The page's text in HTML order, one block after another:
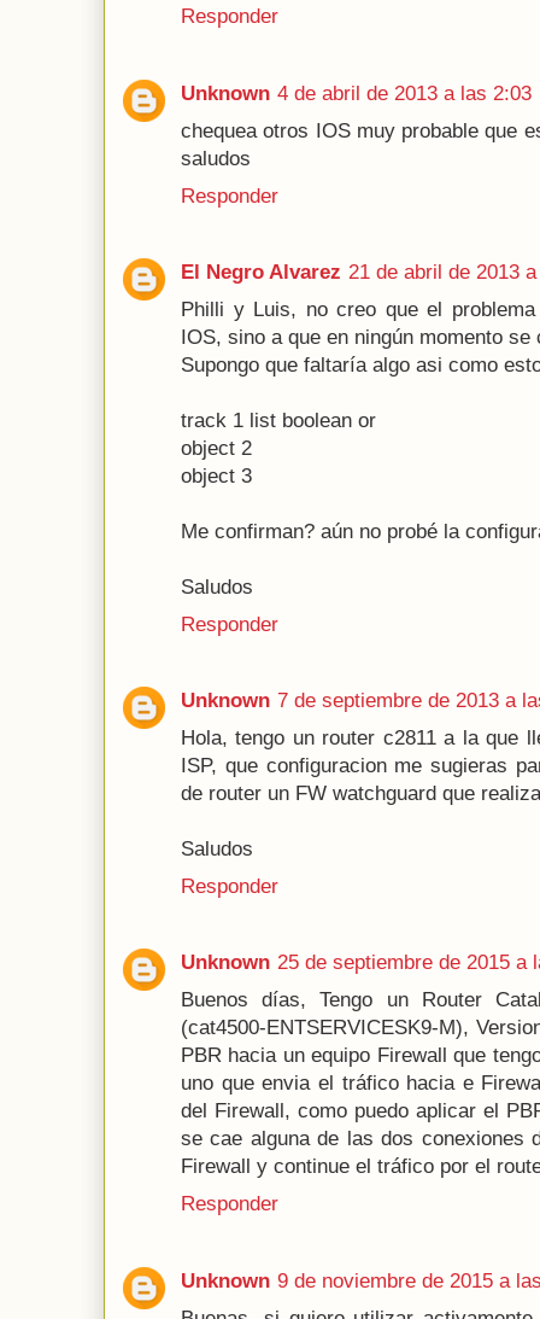
Responder
Unknown 4 de abril de 2013 a las 2:03
chequea otros IOS muy probable que
saludos
Responder
El Negro Alvarez 21 de abril de 2013
Philli y Luis, no creo que el
IOS, sino a que en ningún momento
Supongo que faltaría algo asi como
track 1 list boolean or
object 2
object 3
Me confirman? aún no probé la
Saludos
Responder
Unknown 7 de septiembre de 2013 a
Hola, tengo un router c2811 a la que
ISP, que configuracion me sugieras
de router un FW watchguard que
Saludos
Responder
Unknown 25 de septiembre de 2015 a
Buenos días, Tengo un Router
(cat4500-ENTSERVICESK9-M),
PBR hacia un equipo Firewall que
uno que envia el tráfico hacia e
del Firewall, como puedo aplicar el
se cae alguna de las dos conexiones
Firewall y continue el tráfico por el
Responder
Unknown 9 de noviembre de 2015 a